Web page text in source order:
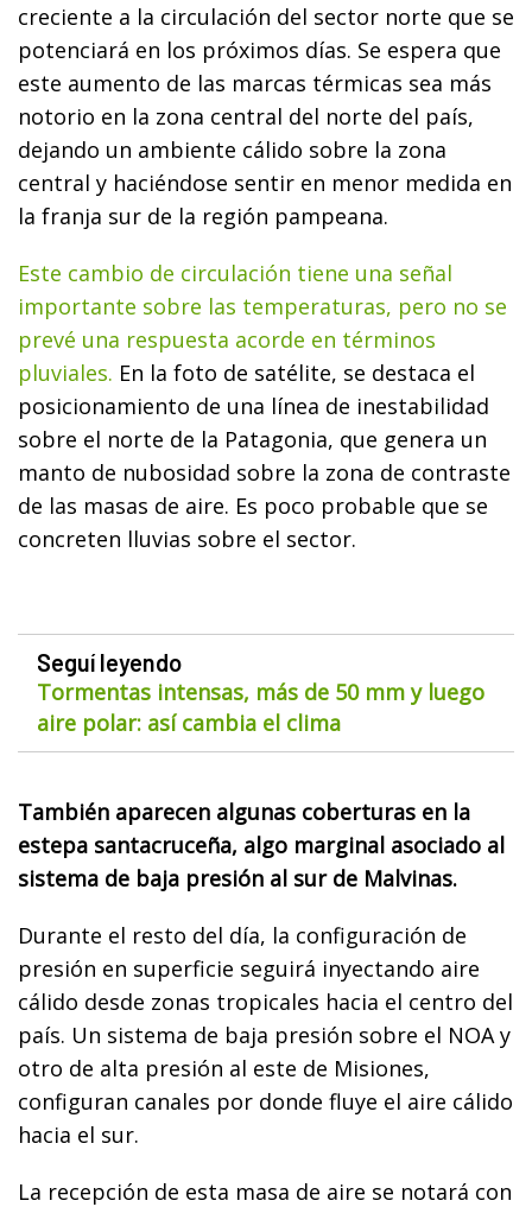
creciente a la circulación del sector norte que se
potenciará en los próximos días. Se espera que
este aumento de las marcas térmicas sea más
notorio en la zona central del norte del país,
dejando un ambiente cálido sobre la zona
central y haciéndose sentir en menor medida en
la franja sur de la región pampeana.
Este cambio de circulación tiene una señal
importante sobre las temperaturas, pero no se
prevé una respuesta acorde en términos
pluviales. En la foto de satélite, se destaca el
posicionamiento de una línea de inestabilidad
sobre el norte de la Patagonia, que genera un
manto de nubosidad sobre la zona de contraste
de las masas de aire. Es poco probable que se
concreten lluvias sobre el sector.
Seguí leyendo
Tormentas intensas, más de 50 mm y luego
aire polar: así cambia el clima
También aparecen algunas coberturas en la
estepa santacruceña, algo marginal asociado al
sistema de baja presión al sur de Malvinas.
Durante el resto del día, la configuración de
presión en superficie seguirá inyectando aire
cálido desde zonas tropicales hacia el centro del
país. Un sistema de baja presión sobre el NOA y
otro de alta presión al este de Misiones,
configuran canales por donde fluye el aire cálido
hacia el sur.
La recepción de esta masa de aire se notará con